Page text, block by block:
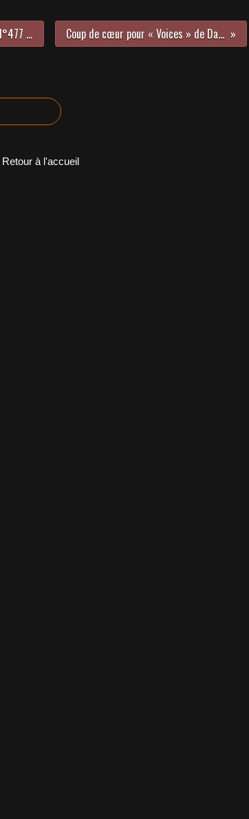
LE HIT DANCE LA PARISIENNE LIFE N°477 - 02 MAI 2025 Coup de cœur pour « Voices » de Damiano David !
Retour à l'accueil